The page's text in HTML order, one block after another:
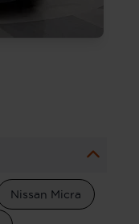
Nissan Micra